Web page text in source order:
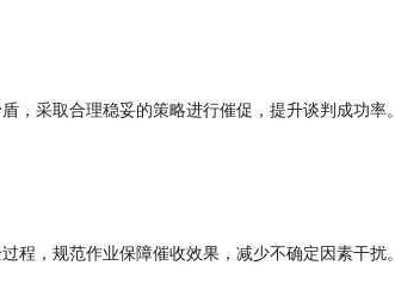
采取合理稳妥的策略进行催促，提升谈判成功率。
，规范作业保障催收效果，减少不确定因素干扰。